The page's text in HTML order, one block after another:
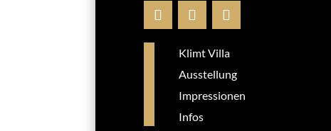
Klimt Villa
Ausstellung
Impressionen
Infos